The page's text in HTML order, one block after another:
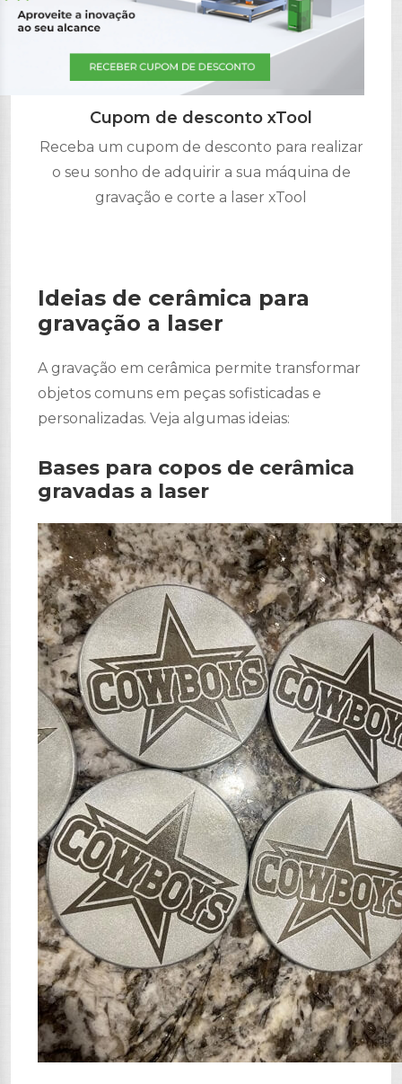
Cupom de desconto xTool
Receba um cupom de desconto para realizar
o seu sonho de adquirir a sua máquina de
gravação e corte a laser xTool
Ideias de cerâmica para
gravação a laser
A gravação em cerâmica permite transformar
objetos comuns em peças sofisticadas e
personalizadas. Veja algumas ideias:
Bases para copos de cerâmica
gravadas a laser